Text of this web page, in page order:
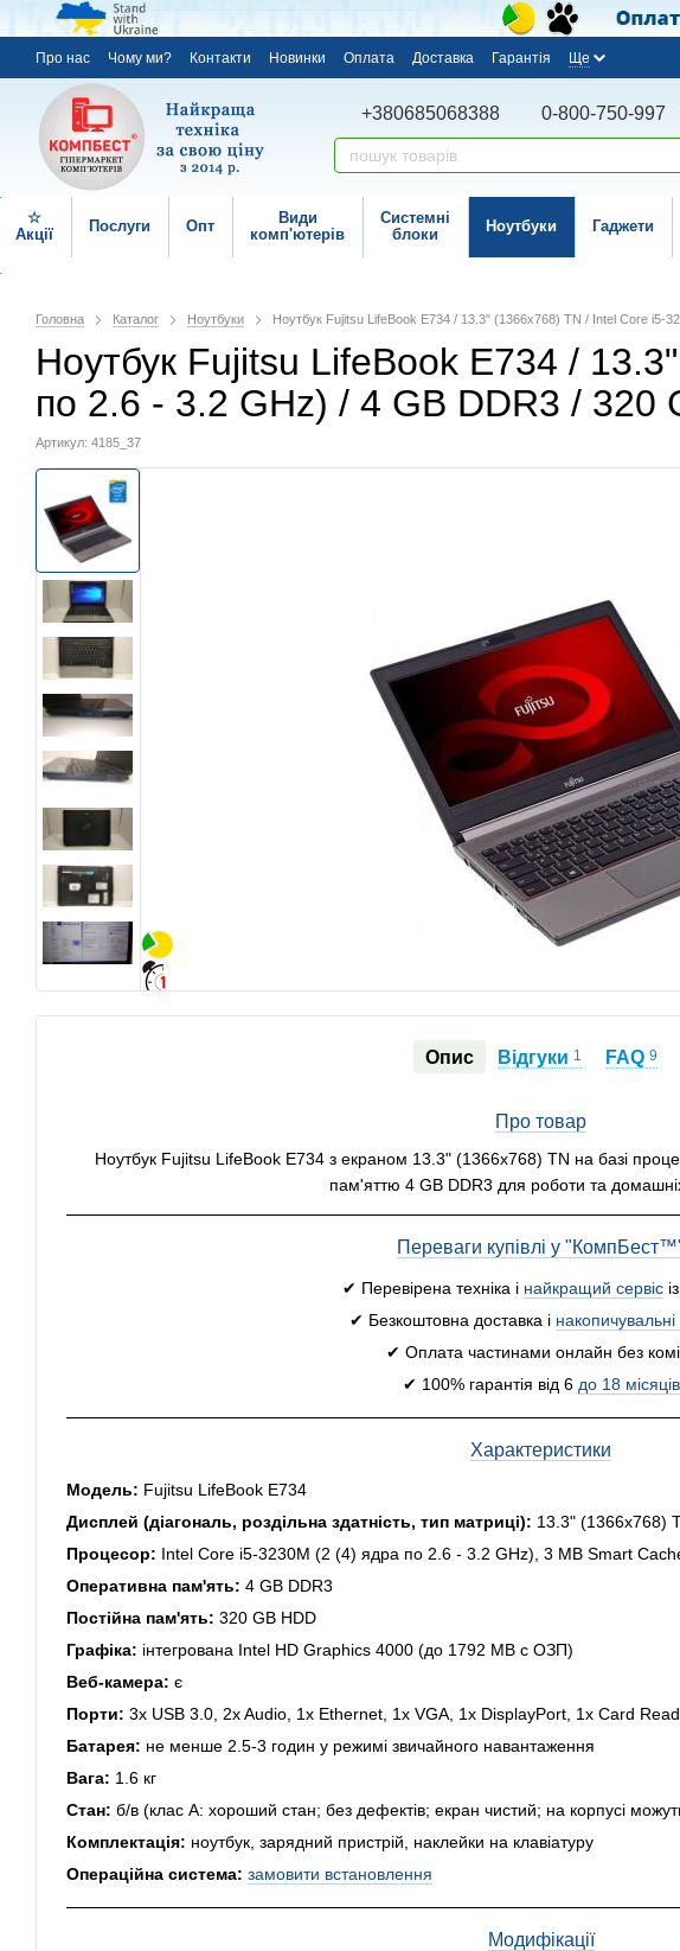
Про нас Чому ми? Контакти Новинки Оплата Доставка Гарантія Ще
+380685068388 0-800-750-997
☆
Акції
Послуги Опт
Види
комп'ютерів
Системні
блоки
Ноутбуки Гаджети
Головна Каталог Ноутбуки Ноутбук Fujitsu LifeBook E734 / 13.3" (1366x768) TN / Intel Core i5-
Ноутбук Fujitsu LifeBook E734 /
по 2.6 - 3.2 GHz) / 4 GB DDR3 / 320
Артикул: 4185_37
Опис Відгуки 1 FAQ 9
Про товар
Ноутбук Fujitsu LifeBook E734 з екраном 13.3" (1366x768) TN на базі
пам'яттю 4 GB DDR3 для роботи та
Переваги купівлі у
✔ Перевірена техніка і найкращий сервіс
✔ Безкоштовна доставка і
✔ Оплата частинами онлайн без
✔ 100% гарантія від 6 до 18 місяців
Характеристики
Модель: Fujitsu LifeBook E734
Дисплей (діагональ, роздільна здатність, тип матриці): 13.3" (1366x768)
Процесор: Intel Core i5-3230M (2 (4) ядра по 2.6 - 3.2 GHz), 3 MB Smart
Оперативна пам'ять: 4 GB DDR3
Постійна пам'ять: 320 GB HDD
Графіка: інтегрована Intel HD Graphics 4000 (до 1792 MB с ОЗП)
Веб-камера: є
Порти: 3x USB 3.0, 2x Audio, 1x Ethernet, 1x VGA, 1x DisplayPort, 1x Card
Батарея: не менше 2.5-3 годин у режимі звичайного навантаження
Вага: 1.6 кг
Стан: б/в (клас А: хороший стан; без дефектів; екран чистий; на корпусі
Комплектація: ноутбук, зарядний пристрій, наклейки на клавіатуру
Операційна система: замовити встановлення
Модифікації